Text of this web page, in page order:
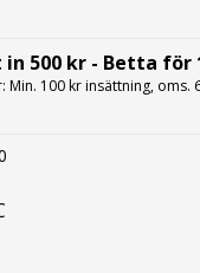
in 500 kr - Betta för
Min. 100 kr insättning, oms.